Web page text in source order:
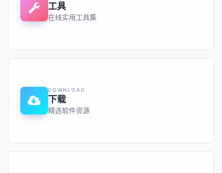
工具
在线实用工具集
DOWNLOAD
下载
精选软件资源